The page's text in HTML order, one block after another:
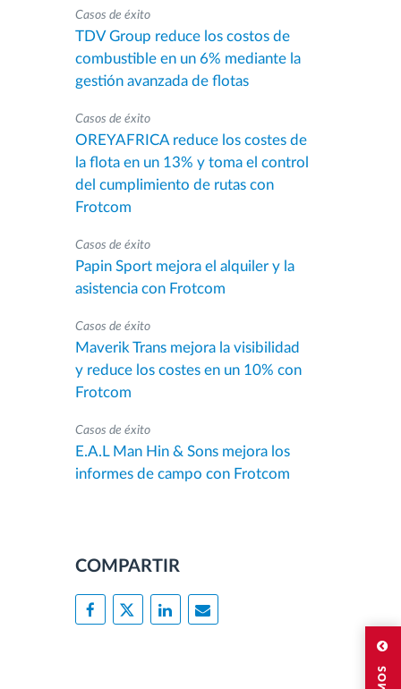
Casos de éxito
TDV Group reduce los costos de
combustible en un 6% mediante la
gestión avanzada de flotas
Casos de éxito
OREYAFRICA reduce los costes de
la flota en un 13% y toma el control
del cumplimiento de rutas con
Frotcom
Casos de éxito
Papin Sport mejora el alquiler y la
asistencia con Frotcom
Casos de éxito
Maverik Trans mejora la visibilidad
y reduce los costes en un 10% con
Frotcom
Casos de éxito
E.A.L Man Hin & Sons mejora los
informes de campo con Frotcom
COMPARTIR